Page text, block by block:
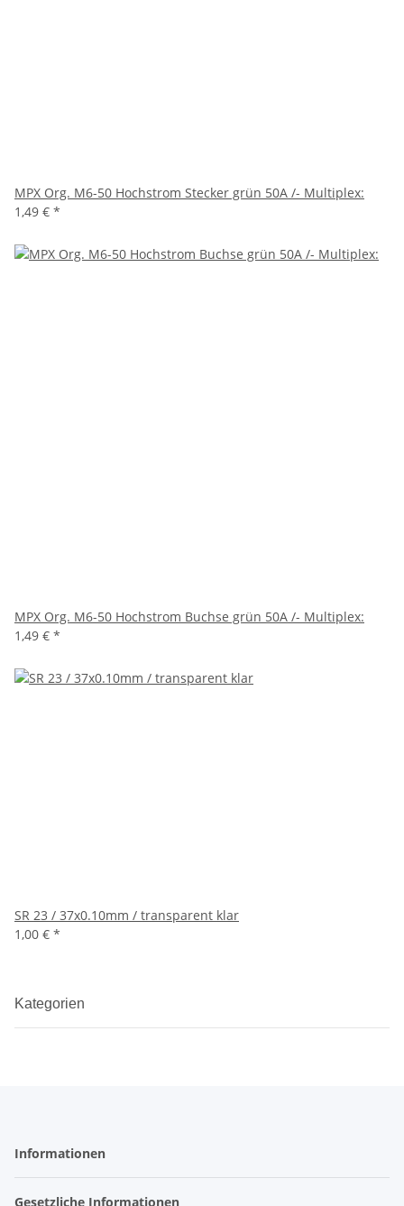
MPX Org. M6-50 Hochstrom Stecker grün 50A /- Multiplex:
1,49 € *
MPX Org. M6-50 Hochstrom Buchse grün 50A /- Multiplex:
1,49 € *
SR 23 / 37x0.10mm / transparent klar
1,00 € *
Kategorien
Informationen
Gesetzliche Informationen